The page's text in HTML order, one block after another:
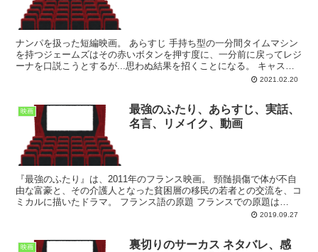
ナンパを扱った短編映画。 あらすじ 手持ち型の一分間タイムマシン
を持つジェームズはその赤いボタンを押す度に、一分前に戻ってレジ
ーナを口説こうとするが...思わぬ結果を招くことになる。 キャスト
2021.02.20
映画
最強のふたり、あらすじ、実話、
名言、リメイク、動画
『最強のふたり』は、2011年のフランス映画。 頸髄損傷で体が不自
由な富豪と、その介護人となった貧困層の移民の若者との交流を、コ
ミカルに描いたドラマ。 フランス語の原題 フランスでの原題は
2019.09.27
映画
裏切りのサーカス ネタバレ、感